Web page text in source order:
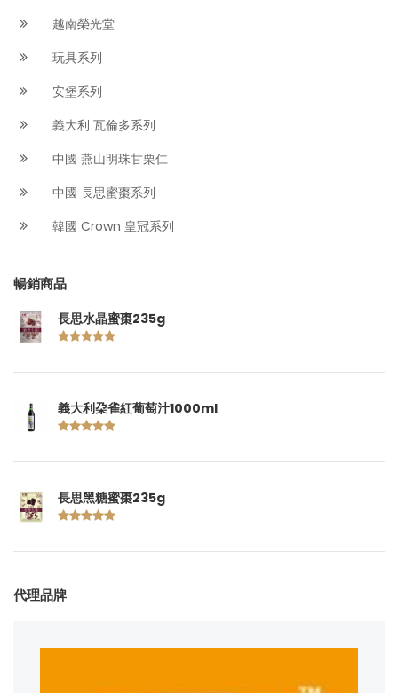
越南榮光堂
玩具系列
安堡系列
義大利 瓦倫多系列
中國 燕山明珠甘栗仁
中國 長思蜜棗系列
韓國 Crown 皇冠系列
暢銷商品
長思水晶蜜棗235g
義大利朶雀紅葡萄汁1000ml
長思黑糖蜜棗235g
代理品牌